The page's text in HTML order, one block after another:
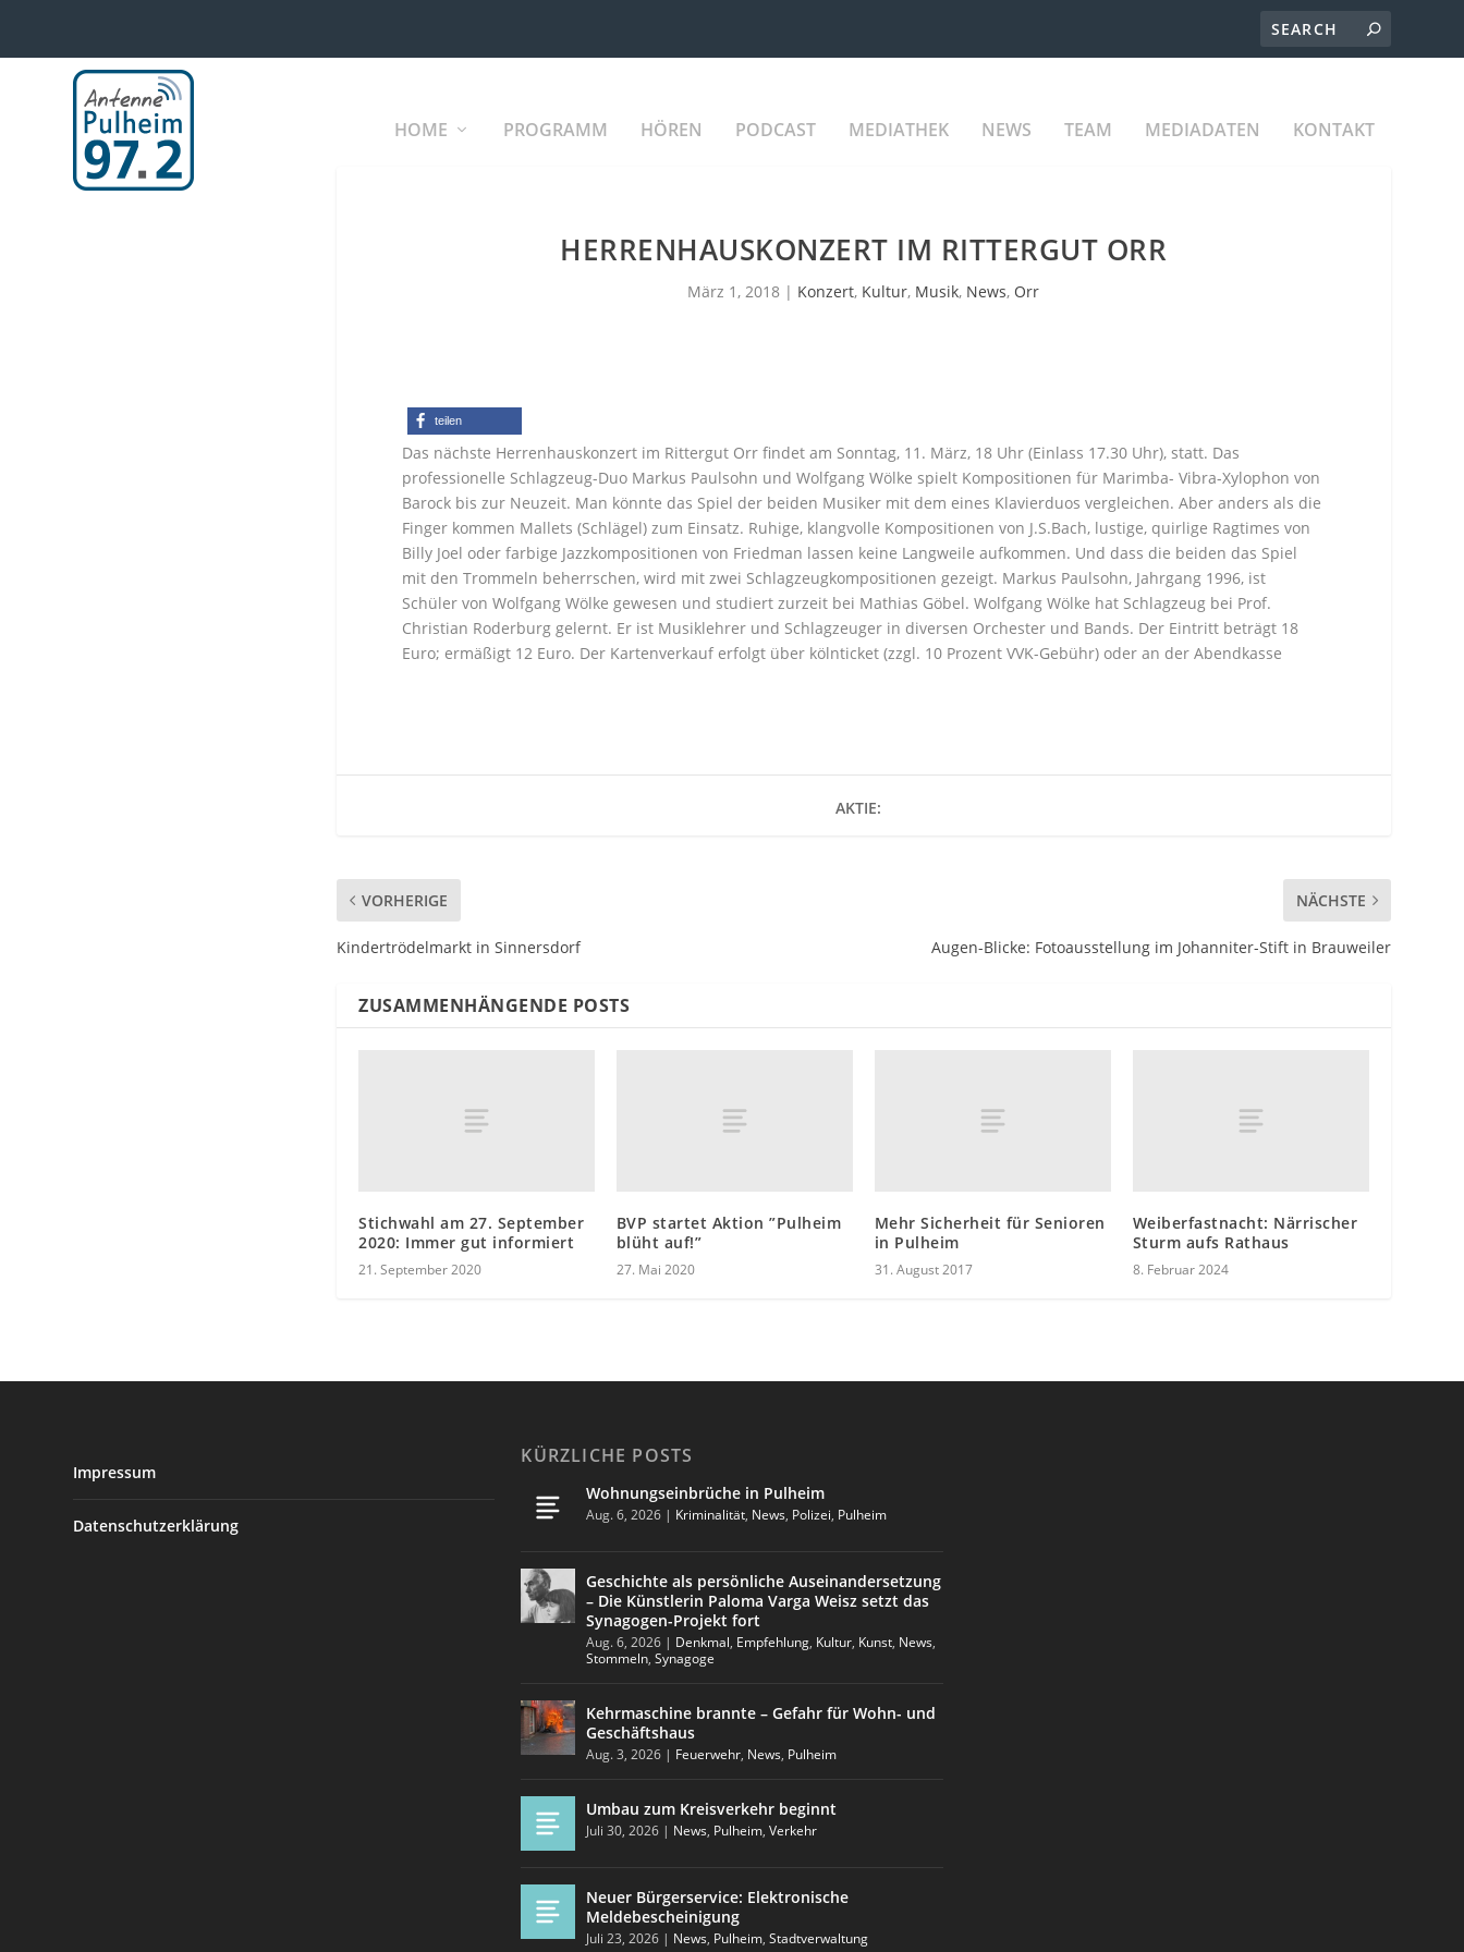
HOME PROGRAMM HÖREN PODCAST MEDIATHEK NEWS TEAM MEDIADATEN KONTAKT
HERRENHAUSKONZERT IM RITTERGUT ORR
März 1, 2018 | Konzert, Kultur, Musik, News, Orr
teilen
Das nächste Herrenhauskonzert im Rittergut Orr findet am Sonntag, 11. März, 18 Uhr (Einlass 17.30 Uhr), statt. Das
professionelle Schlagzeug-Duo Markus Paulsohn und Wolfgang Wölke spielt Kompositionen für Marimba- Vibra-Xylophon von
Barock bis zur Neuzeit. Man könnte das Spiel der beiden Musiker mit dem eines Klavierduos vergleichen. Aber anders als die
Finger kommen Mallets (Schlägel) zum Einsatz. Ruhige, klangvolle Kompositionen von J.S.Bach, lustige, quirlige Ragtimes von
Billy Joel oder farbige Jazzkompositionen von Friedman lassen keine Langweile aufkommen. Und dass die beiden das Spiel
mit den Trommeln beherrschen, wird mit zwei Schlagzeugkompositionen gezeigt. Markus Paulsohn, Jahrgang 1996, ist
Schüler von Wolfgang Wölke gewesen und studiert zurzeit bei Mathias Göbel. Wolfgang Wölke hat Schlagzeug bei Prof.
Christian Roderburg gelernt. Er ist Musiklehrer und Schlagzeuger in diversen Orchester und Bands. Der Eintritt beträgt 18
Euro; ermäßigt 12 Euro. Der Kartenverkauf erfolgt über kölnticket (zzgl. 10 Prozent VVK-Gebühr) oder an der Abendkasse
AKTIE:
VORHERIGE
Kindertrödelmarkt in Sinnersdorf
NÄCHSTE
Augen-Blicke: Fotoausstellung im Johanniter-Stift in Brauweiler
ZUSAMMENHÄNGENDE POSTS
Stichwahl am 27. September
2020: Immer gut informiert
21. September 2020
BVP startet Aktion ”Pulheim
blüht auf!”
27. Mai 2020
Mehr Sicherheit für Senioren
in Pulheim
31. August 2017
Weiberfastnacht: Närrischer
Sturm aufs Rathaus
8. Februar 2024
Impressum
Datenschutzerklärung
KÜRZLICHE POSTS
Wohnungseinbrüche in Pulheim
Aug. 6, 2026 | Kriminalität, News, Polizei, Pulheim
Geschichte als persönliche Auseinandersetzung
– Die Künstlerin Paloma Varga Weisz setzt das
Synagogen-Projekt fort
Aug. 6, 2026 | Denkmal, Empfehlung, Kultur, Kunst, News,
Stommeln,Synagoge
Kehrmaschine brannte – Gefahr für Wohn- und
Geschäftshaus
Aug. 3, 2026 | Feuerwehr, News, Pulheim
Umbau zum Kreisverkehr beginnt
Juli 30, 2026 | News, Pulheim,Verkehr
Neuer Bürgerservice: Elektronische
Meldebescheinigung
Juli 23, 2026 | News, Pulheim,Stadtverwaltung